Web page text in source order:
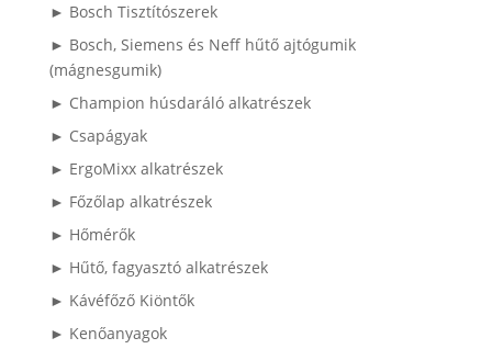
► Bosch Tisztítószerek
► Bosch, Siemens és Neff hűtő ajtógumik
(mágnesgumik)
► Champion húsdaráló alkatrészek
► Csapágyak
► ErgoMixx alkatrészek
► Főzőlap alkatrészek
► Hőmérők
► Hűtő, fagyasztó alkatrészek
► Kávéfőző Kiöntők
► Kenőanyagok